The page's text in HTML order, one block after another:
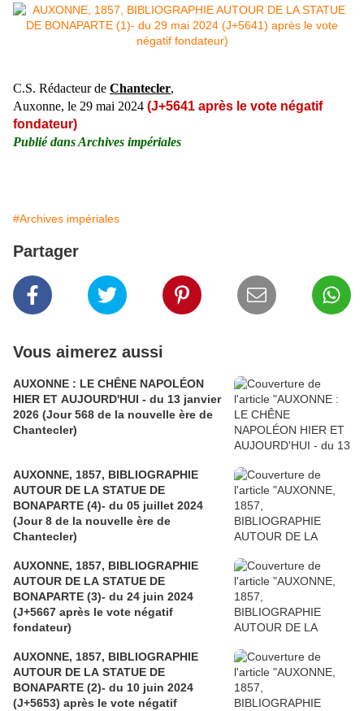
C.S. Rédacteur de Chantecler,
Auxonne, le 29 mai 2024 (J+5641 après le vote négatif
fondateur)
Publié dansArchives impériales
#Archives impériales
Partager
Vous aimerez aussi
AUXONNE : LE CHÊNE NAPOLÉON
HIER ET AUJOURD'HUI - du 13 janvier
2026 (Jour 568 de la nouvelle ère de
Chantecler)
AUXONNE, 1857, BIBLIOGRAPHIE
AUTOUR DE LA STATUE DE
BONAPARTE (4)- du 05 juillet 2024
(Jour 8 de la nouvelle ère de
Chantecler)
AUXONNE, 1857, BIBLIOGRAPHIE
AUTOUR DE LA STATUE DE
BONAPARTE (3)- du 24 juin 2024
(J+5667 après le vote négatif
fondateur)
AUXONNE, 1857, BIBLIOGRAPHIE
AUTOUR DE LA STATUE DE
BONAPARTE (2)- du 10 juin 2024
(J+5653) après le vote négatif